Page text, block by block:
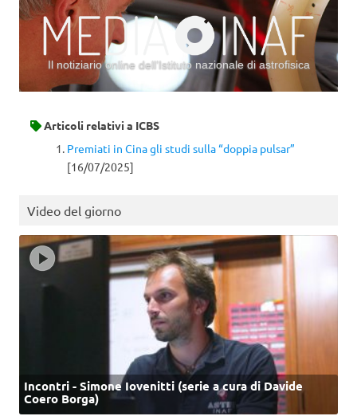
Il notiziario online dell’Istituto nazionale di astrofisica
Articoli relativi a ICBS
Premiati in Cina gli studi sulla “doppia pulsar”
[16/07/2025]
Video del giorno
Incontri - Simone Iovenitti (serie a cura di Davide
Coero Borga)